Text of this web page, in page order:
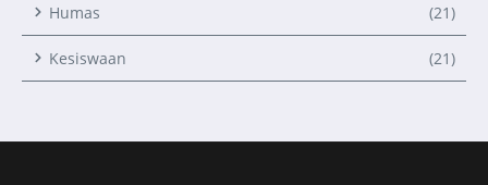
Humas (21)
Kesiswaan (21)